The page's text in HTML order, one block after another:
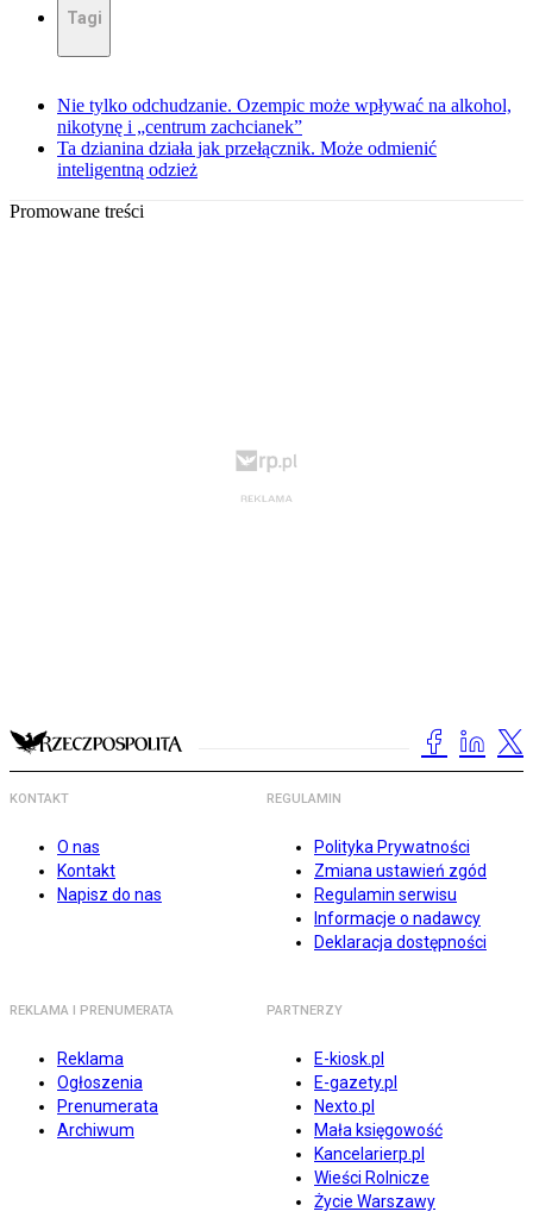
Tagi
Nie tylko odchudzanie. Ozempic może wpływać na alkohol,
nikotynę i „centrum zachcianek”
Ta dzianina działa jak przełącznik. Może odmienić
inteligentną odzież
Promowane treści
KONTAKT
O nas
Kontakt
Napisz do nas
REGULAMIN
Polityka Prywatności
Zmiana ustawień zgód
Regulamin serwisu
Informacje o nadawcy
Deklaracja dostępności
REKLAMA I PRENUMERATA
Reklama
Ogłoszenia
Prenumerata
Archiwum
PARTNERZY
E-kiosk.pl
E-gazety.pl
Nexto.pl
Mała księgowość
Kancelarierp.pl
Wieści Rolnicze
Życie Warszawy